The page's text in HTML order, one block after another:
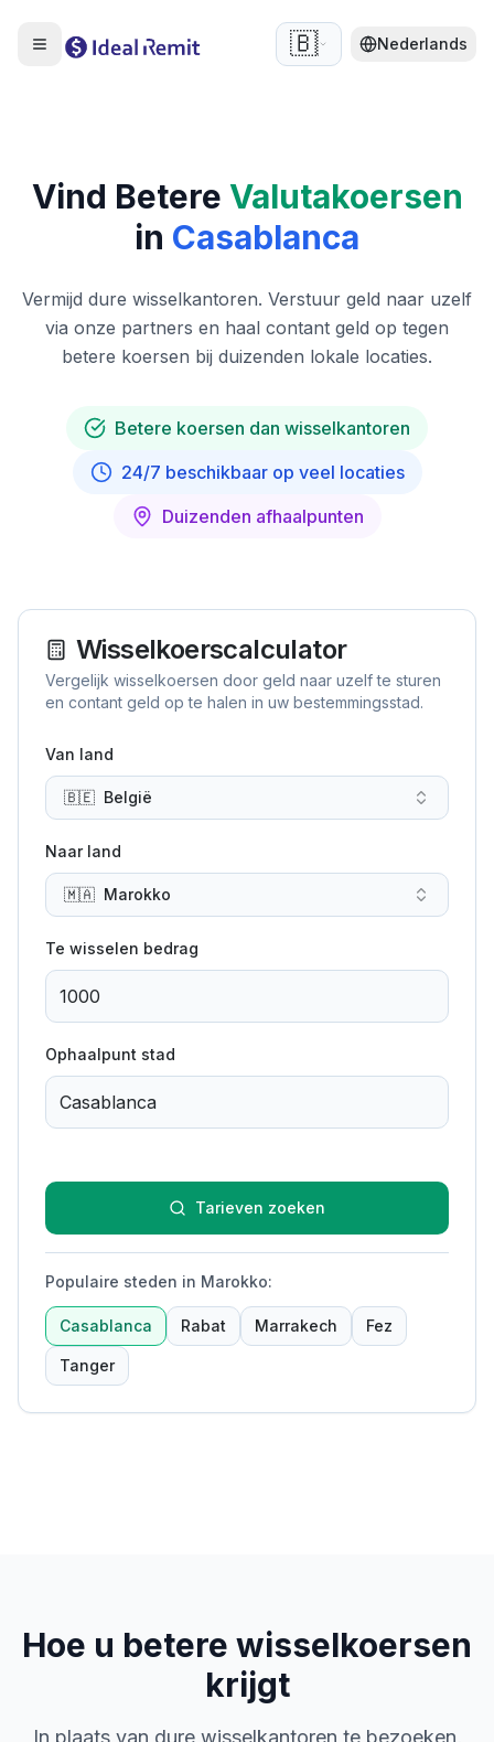
🇧🇪 Nederlands
Vind Betere Valutakoersen
in Casablanca
Vermijd dure wisselkantoren. Verstuur geld naar uzelf
via onze partners en haal contant geld op tegen
betere koersen bij duizenden lokale locaties.
Betere koersen dan wisselkantoren
24/7 beschikbaar op veel locaties
Duizenden afhaalpunten
Wisselkoerscalculator
Vergelijk wisselkoersen door geld naar uzelf te sturen
en contant geld op te halen in uw bestemmingsstad.
Van land
🇧🇪 België
Naar land
🇲🇦 Marokko
Te wisselen bedrag
Ophaalpunt stad
Tarieven zoeken
Populaire steden in Marokko:
Casablanca Rabat Marrakech Fez
Tanger
Hoe u betere wisselkoersen
krijgt
In plaats van dure wisselkantoren te bezoeken,